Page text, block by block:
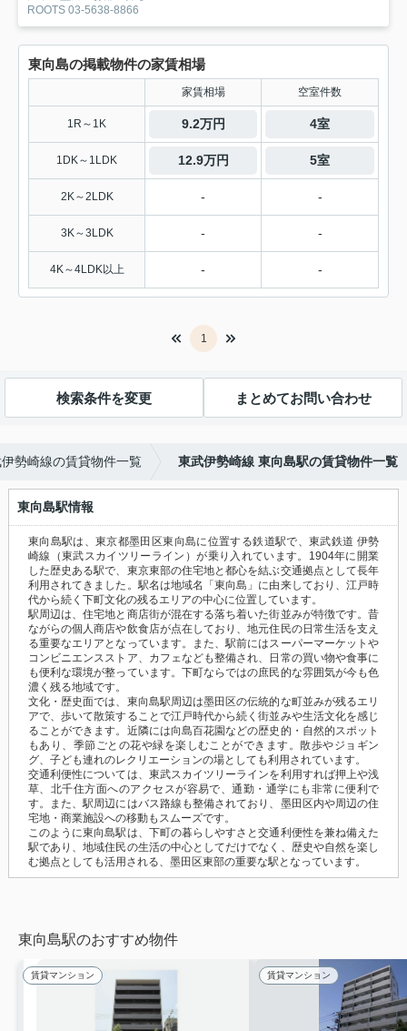
ROOTS 03-5638-8866
東向島の掲載物件の家賃相場
家賃相場 空室件数
1R～1K 9.2万円 4室
1DK～1LDK 12.9万円 5室
2K～2LDK - -
3K～3LDK - -
4K～4LDK以上 - -
1
検索条件を変更 まとめてお問い合わせ
勢崎線の賃貸物件一覧 東武伊勢崎線 東向島駅の賃貸物件一覧
東向島駅情報
東向島駅は、東京都墨田区東向島に位置する鉄道駅で、東武鉄道 伊勢
崎線（東武スカイツリーライン）が乗り入れています。1904年に開業
した歴史ある駅で、東京東部の住宅地と都心を結ぶ交通拠点として長年
利用されてきました。駅名は地域名「東向島」に由来しており、江戸時
代から続く下町文化の残るエリアの中心に位置しています。
駅周辺は、住宅地と商店街が混在する落ち着いた街並みが特徴です。昔
ながらの個人商店や飲食店が点在しており、地元住民の日常生活を支え
る重要なエリアとなっています。また、駅前にはスーパーマーケットや
コンビニエンスストア、カフェなども整備され、日常の買い物や食事に
も便利な環境が整っています。下町ならではの庶民的な雰囲気が今も色
濃く残る地域です。
文化・歴史面では、東向島駅周辺は墨田区の伝統的な町並みが残るエリ
アで、歩いて散策することで江戸時代から続く街並みや生活文化を感じ
ることができます。近隣には向島百花園などの歴史的・自然的スポット
もあり、季節ごとの花や緑を楽しむことができます。散歩やジョギン
グ、子ども連れのレクリエーションの場としても利用されています。
交通利便性については、東武スカイツリーラインを利用すれば押上や浅
草、北千住方面へのアクセスが容易で、通勤・通学にも非常に便利で
す。また、駅周辺にはバス路線も整備されており、墨田区内や周辺の住
宅地・商業施設への移動もスムーズです。
このように東向島駅は、下町の暮らしやすさと交通利便性を兼ね備えた
駅であり、地域住民の生活の中心としてだけでなく、歴史や自然を楽し
む拠点としても活用される、墨田区東部の重要な駅となっています。
東向島駅のおすすめ物件
賃貸マンション 賃貸マンション